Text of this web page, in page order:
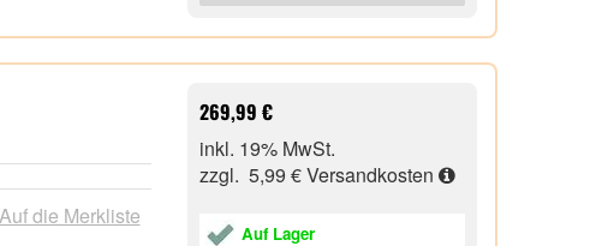
kein extra
B auf USB
Auf die Merkliste
269,99 €
inkl. 19% MwSt.
zzgl. 5,99 €Versandkosten
Auf Lager